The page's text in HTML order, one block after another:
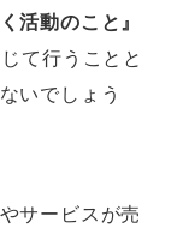
活動のこと』
て行うことと
いでしょう
サービスが売